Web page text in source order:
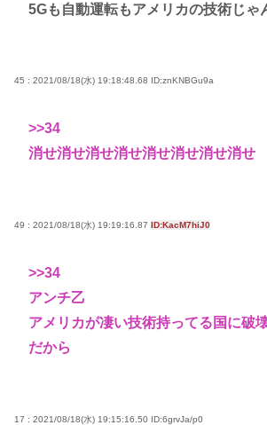
5Gも自動運転もアメリカの技術じ
45 : 2021/08/18(水) 19:18:48.68 ID:znKNBGu9a
>>34
消せ消せ消せ消せ消せ消せ消せ消せ
49 : 2021/08/18(水) 19:19:16.87 ID:KacM7hiJ0
>>34
アンチ乙
アメリカが凄い技術持ってる国に破
だから
17 : 2021/08/18(水) 19:15:16.50 ID:6grvJa/p0